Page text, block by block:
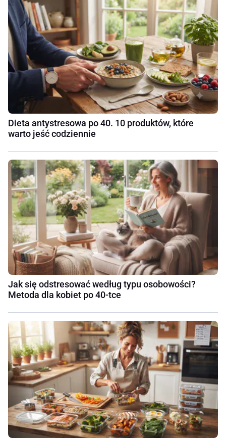
Dieta antystresowa po 40. 10 produktów, które
warto jeść codziennie
Jak się odstresować według typu osobowości?
Metoda dla kobiet po 40-tce